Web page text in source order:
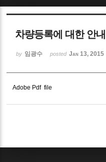
차량등록에 대한 안
by 임광수 posted Jan 13, 2015
Adobe Pdf file
Sketchbook5,
Sketchbook5,